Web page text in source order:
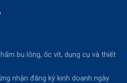
bu lông, ốc vít, dụng cụ và thiết
nhận đăng ký kinh doanh ngày